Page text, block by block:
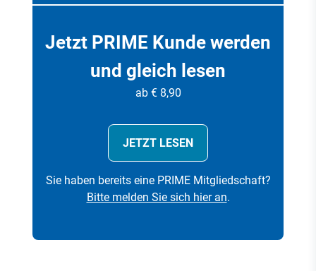
Jetzt PRIME Kunde werden
und gleich lesen
ab € 8,90
JETZT LESEN
Sie haben bereits eine PRIME Mitgliedschaft?
Bitte melden Sie sich hier an.